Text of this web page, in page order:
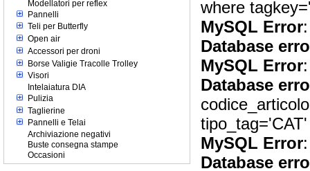
Modellatori per reflex
Pannelli
Teli per Butterfly
Open air
Accessori per droni
Borse Valigie Tracolle Trolley
Visori
Intelaiatura DIA
Pulizia
Taglierine
Pannelli e Telai
Archiviazione negativi
Buste consegna stampe
Occasioni
where
MySQL Error
Database
MySQL Error
Database
MySQL Error
Database